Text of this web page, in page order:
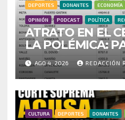
DEPORTES DONANTES ECONOMÍA
OPINIÓN PODCAST POLÍTICA
ATRATO EN EL
LA POLÉMICA:
HISTÓRICO
CENSO
INVESTIGAR
FRAUDE
AGO 4, 2026 REDACCIÓN
CULTURA DEPORTES DONANTES